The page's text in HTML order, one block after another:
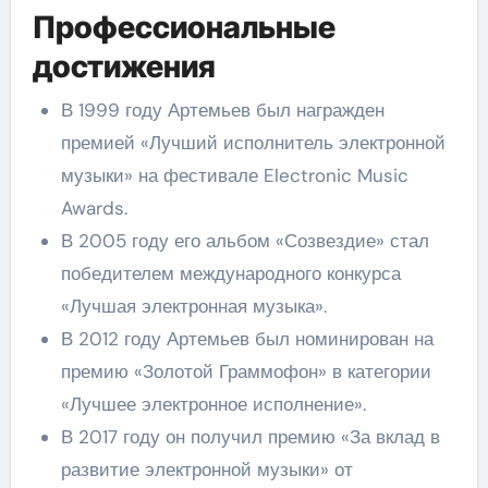
Профессиональные
достижения
В 1999 году Артемьев был награжден
премией «Лучший исполнитель электронной
музыки» на фестивале Electronic Music
Awards.
В 2005 году его альбом «Созвездие» стал
победителем международного конкурса
«Лучшая электронная музыка».
В 2012 году Артемьев был номинирован на
премию «Золотой Граммофон» в категории
«Лучшее электронное исполнение».
В 2017 году он получил премию «За вклад в
развитие электронной музыки» от